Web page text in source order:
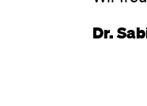
Dr.